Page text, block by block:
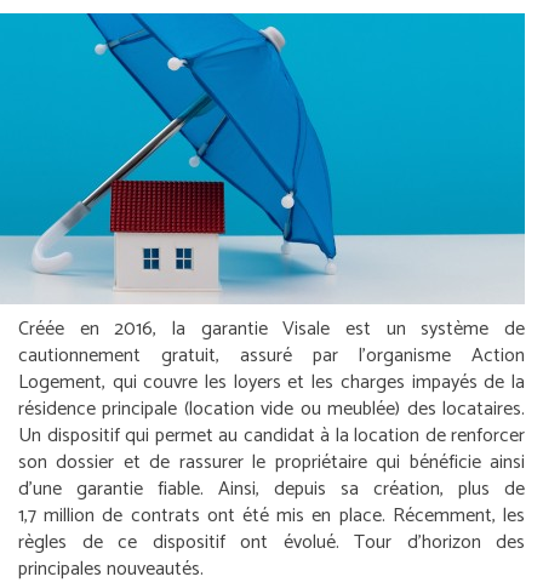
Créée en 2016, la garantie Visale est un système de
cautionnement gratuit, assuré par l’organisme Action
Logement, qui couvre les loyers et les charges impayés de la
résidence principale (location vide ou meublée) des locataires.
Un dispositif qui permet au candidat à la location de renforcer
son dossier et de rassurer le propriétaire qui bénéficie ainsi
d’une garantie fiable. Ainsi, depuis sa création, plus de
1,7 million de contrats ont été mis en place. Récemment, les
règles de ce dispositif ont évolué. Tour d’horizon des
principales nouveautés.